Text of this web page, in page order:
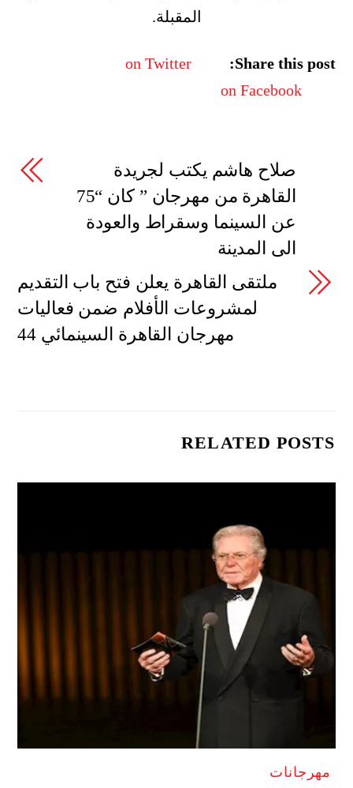
المقبلة.
Share this post:
on Twitter
on Facebook
صلاح هاشم يكتب لجريدة
القاهرة من مهرجان ” كان “75
عن السينما وسقراط والعودة
الى المدينة
ملتقى القاهرة يعلن فتح باب التقديم
لمشروعات الأفلام ضمن فعاليات
مهرجان القاهرة السينمائي 44
RELATED POSTS
مهرجانات